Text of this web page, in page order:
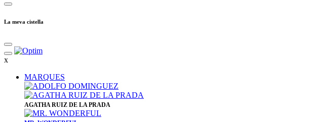
La meva cistella
x
MARQUES
​AGATHA RUIZ DE LA PRADA